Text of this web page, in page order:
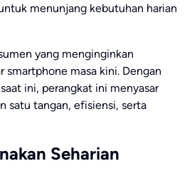
menunjang kebutuhan harian
yang menginginkan
smartphone masa kini. Dengan
ini, perangkat ini menyasar
satu tangan, efisiensi, serta
Seharian